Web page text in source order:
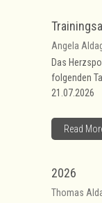
Angela
Das
folgenden
21.07.2026
Read
2026
Thomas